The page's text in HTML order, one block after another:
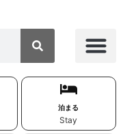
泊まる
Stay